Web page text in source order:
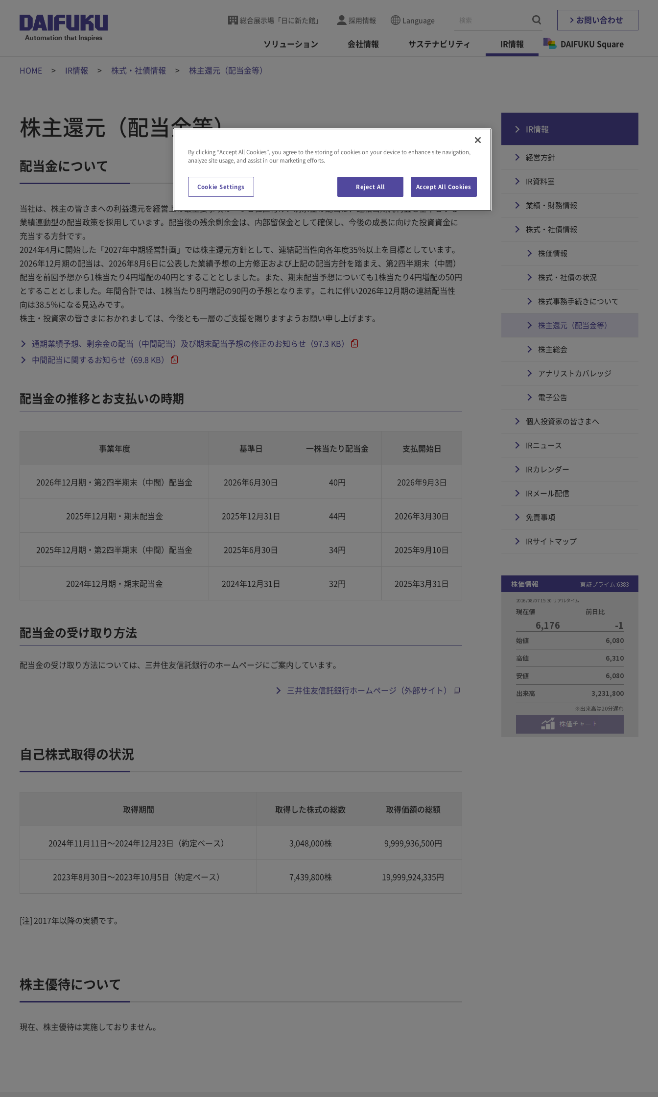
総合展示場「日に新た館」 採用情報 Language お問い合わせ
ソリューション 会社情報 サステナビリティ IR情報 DAIFUKU Square
HOME IR情報 株式・社債情報 株主還元（配当金等）
株主還元（配当金等）
配当金について
当社は、株主の皆さまへの利益還元を経営上の最重要事項の一つと位置付け、剰余金の配当は、連結当期純利益を基準とする
業績連動型の配当政策を採用しています。配当後の残余剰余金は、内部留保金として確保し、今後の成長に向けた投資資金に
充当する方針です。
2024年4月に開始した「2027年中期経営計画」では株主還元方針として、連結配当性向各年度35％以上を目標としています。
2026年12月期の配当は、2026年8月6日に公表した業績予想の上方修正および上記の配当方針を踏まえ、第2四半期末（中間）
配当を前回予想から1株当たり4円増配の40円とすることとしました。また、期末配当予想についても1株当たり4円増配の50円
とすることとしました。年間合計では、1株当たり8円増配の90円の予想となります。これに伴い2026年12月期の連結配当性
向は38.5％になる見込みです。
株主・投資家の皆さまにおかれましては、今後とも一層のご支援を賜りますようお願い申し上げます。
通期業績予想、剰余金の配当（中間配当）及び期末配当予想の修正のお知らせ（97.3 KB）
中間配当に関するお知らせ（69.8 KB）
配当金の推移とお支払いの時期
事業年度 基準日 一株当たり配当金 支払開始日
2026年12月期・第2四半期末（中間）配当金 2026年6月30日 40円 2026年9月3日
2025年12月期・期末配当金 2025年12月31日 44円 2026年3月30日
2025年12月期・第2四半期末（中間）配当金 2025年6月30日 34円 2025年9月10日
2024年12月期・期末配当金 2024年12月31日 32円 2025年3月31日
配当金の受け取り方法
配当金の受け取り方法については、三井住友信託銀行のホームページにご案内しています。
三井住友信託銀行ホームページ（外部サイト）
自己株式取得の状況
取得期間 取得した株式の総数 取得価額の総額
2024年11月11日～2024年12月23日（約定ベース） 3,048,000株 9,999,936,500円
2023年8月30日～2023年10月5日（約定ベース） 7,439,800株 19,999,924,335円
[注] 2017年以降の実績です。
株主優待について
現在、株主優待は実施しておりません。
IR情報
経営方針
IR資料室
業績・財務情報
株式・社債情報
株価情報
株式・社債の状況
株式事務手続きについて
株主還元（配当金等）
株主総会
アナリストカバレッジ
電子公告
個人投資家の皆さまへ
IRニュース
IRカレンダー
IRメール配信
免責事項
IRサイトマップ
By clicking “Accept All Cookies”, you agree to the storing of cookies on your device to enhance site navigation,
analyze site usage, and assist in our marketing efforts.
Cookie Settings Reject All Accept All Cookies